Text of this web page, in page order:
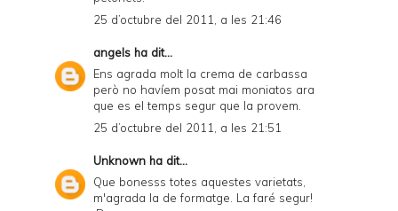
25 d’octubre del 2011, a les 21:46
angels ha dit...
Ens agrada molt la crema de carbassa
però no havíem posat mai moniatos ara
que es el temps segur que la provem.
25 d’octubre del 2011, a les 21:51
Unknown ha dit...
Que bonesss totes aquestes varietats,
m'agrada la de formatge. La faré segur!